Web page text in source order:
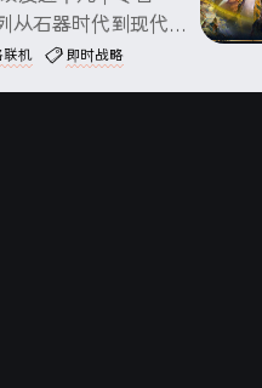
从石器时代到现代初
戏截图系统要求最
联机 即时战略